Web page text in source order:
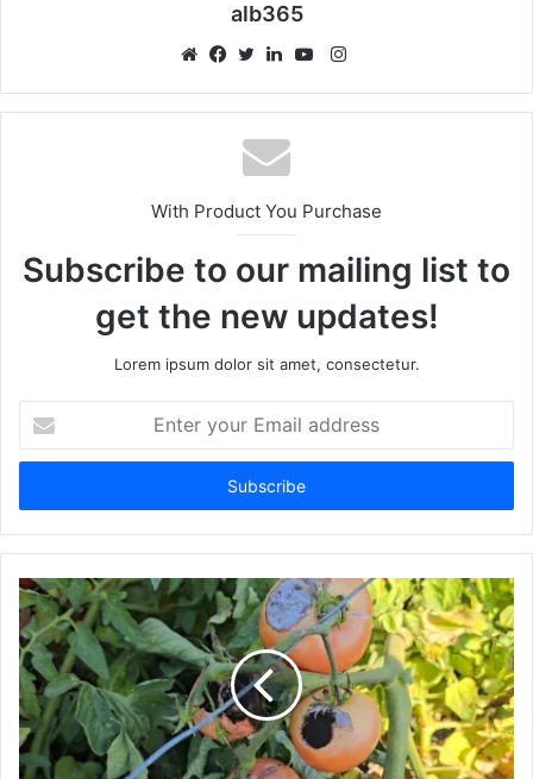
alb365
Instagram
With Product You Purchase
Subscribe to our mailing list to
get the new updates!
Lorem ipsum dolor sit amet, consectetur.
your
Email